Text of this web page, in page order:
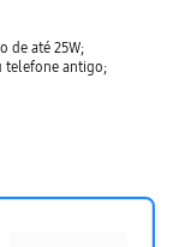
de até 25W;
telefone antigo;